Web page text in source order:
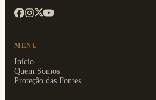
MENU
Início
Quem Somos
Proteção das Fontes